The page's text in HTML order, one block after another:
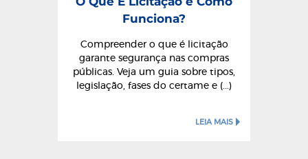
Funciona?
Compreender o que é licitação
garante segurança nas compras
públicas. Veja um guia sobre tipos,
legislação, fases do certame e (...)
LEIA MAIS